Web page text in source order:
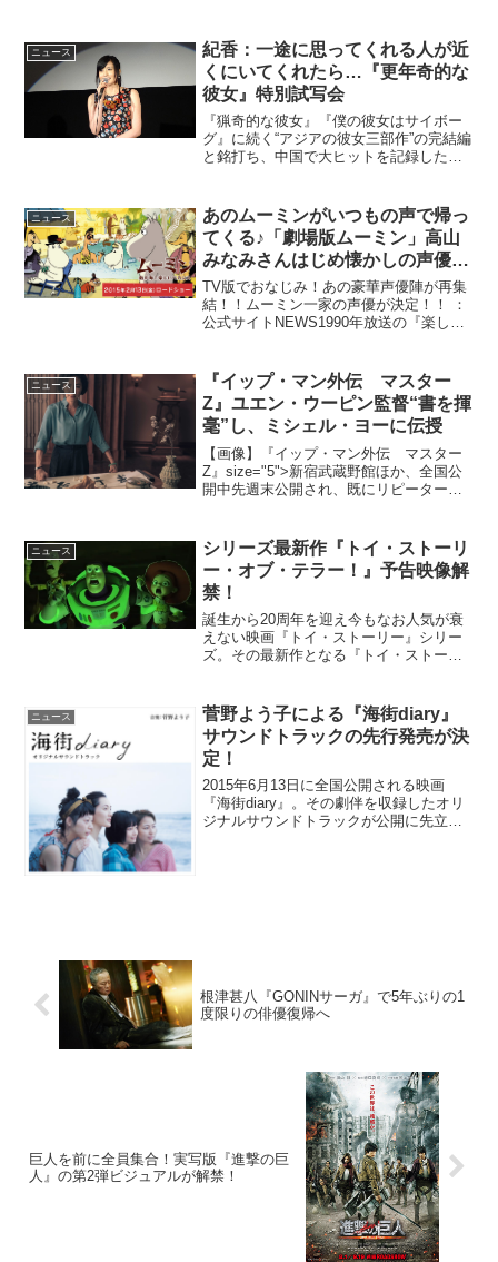
像、追加が解禁・今回解禁となったの
は、脚本の書き直しを命...
ニュース
紀香：一途に思ってくれる人が近
くにいてくれたら…『更年奇的な
彼女』特別試写会
『猟奇的な彼女』『僕の彼女はサイボー
グ』に続く“アジアの彼女三部作”の完結編
と銘打ち、中国で大ヒットを記録したク
インのチー・ジア役の日本語吹き替えを
務めた藤原紀香が登壇...
ニュース
あのムーミンがいつもの声で帰っ
てくる♪「劇場版ムーミン」高山
みなみさんはじめ懐かしの声優陣
が再集結♪
TV版でおなじみ！あの豪華声優陣が再集
結！！ムーミン一家の声優が決定！！ ：
公式サイトNEWS1990年放送の『楽しい
戻ってくるとずっと思っていたので「や
っと帰って来た...
ニュース
『イップ・マン外伝 マスター
Z』ユエン・ウーピン監督“書を揮
毫”し、ミシェル・ヨーに伝授
【画像】『イップ・マン外伝 マスター
Z』size="5">新宿武蔵野館ほか、全国公
開中先週末公開され、既にリピーターが
が、ミシェル・ヨーに演技指導する為
に、“書を揮毫...
ニュース
シリーズ最新作『トイ・ストーリ
ー・オブ・テラー！』予告映像解
禁！
誕生から20周年を迎え今もなお人気が衰
えない映画『トイ・ストーリー』シリー
ズ。その最新作となる『トイ・ストーリ
その予告映像が解禁となりました。今回
の最新...
ニュース
菅野よう子による『海街diary』
サウンドトラックの先行発売が決
定！
2015年6月13日に全国公開される映画
『海街diary』。その劇伴を収録したオリ
ジナルサウンドトラックが公開に先立っ
根津甚八『GONINサーガ』で5年ぶりの1
度限りの俳優復帰へ
巨人を前に全員集合！実写版『進撃の巨
人』の第2弾ビジュアルが解禁！